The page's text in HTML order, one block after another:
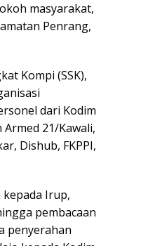
masyarakat,
Penrang,
Kompi (SSK),
dari Kodim
21/Kawali,
Dishub, FKPPI,
Irup,
pembacaan
penyerahan